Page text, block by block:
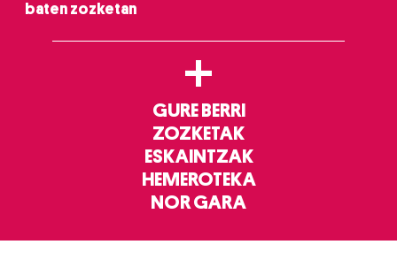
baten zozketan
+
GURE BERRI
ZOZKETAK
ESKAINTZAK
HEMEROTEKA
NOR GARA